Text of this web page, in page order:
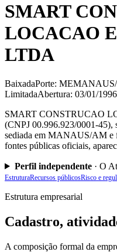
SMART
LOCACAO
LTDA
BaixadaPorte: ME
LimitadaAbertura: 03/01/1996
SMART CONSTRUCAO
(CNPJ 00.996.923/0001-45),
sediada em MANAUS/AM e
fontes públicas oficiais,
Perfil independente· O
EstruturaRecursos públicosRisco e
Estrutura empresarial
Cadastro,
A composição formal da